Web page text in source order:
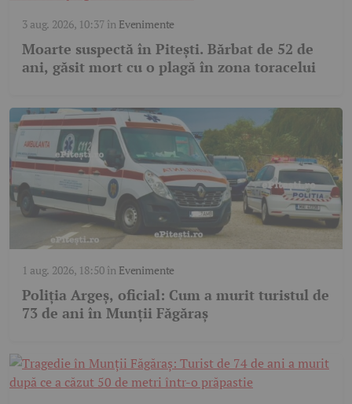
3 aug. 2026, 10:37în Evenimente
Moarte suspectă în Pitești. Bărbat de 52 de
ani, găsit mort cu o plagă în zona toracelui
1 aug. 2026, 18:50în Evenimente
Poliția Argeș, oficial: Cum a murit turistul de
73 de ani în Munții Făgăraș